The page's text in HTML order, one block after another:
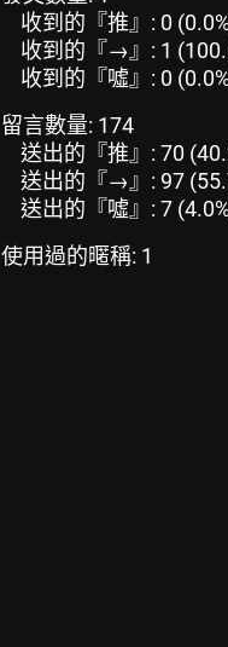
收到的『推』: 0
收到的『→』: 1
收到的『噓』: 0
留言數量: 174
送出的『推』: 70
送出的『→』: 97
送出的『噓』: 7
使用過的暱稱: 1